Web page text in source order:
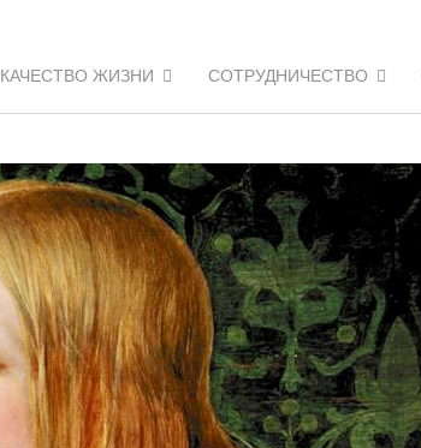
КАЧЕСТВО ЖИЗНИ СОТРУДНИЧЕСТВО